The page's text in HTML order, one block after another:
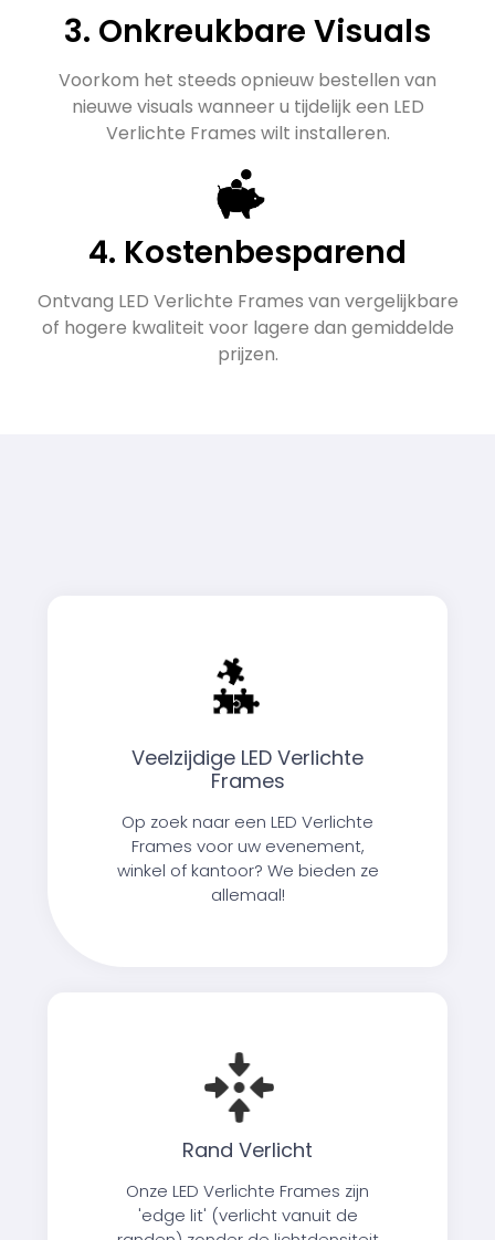
3. Onkreukbare Visuals
Voorkom het steeds opnieuw bestellen van
nieuwe visuals wanneer u tijdelijk een LED
Verlichte Frames wilt installeren.
4. Kostenbesparend
Ontvang LED Verlichte Frames van vergelijkbare
of hogere kwaliteit voor lagere dan gemiddelde
prijzen.
Veelzijdige LED Verlichte
Frames
Op zoek naar een LED Verlichte
Frames voor uw evenement,
winkel of kantoor? We bieden ze
allemaal!
Rand Verlicht
Onze LED Verlichte Frames zijn
'edge lit' (verlicht vanuit de